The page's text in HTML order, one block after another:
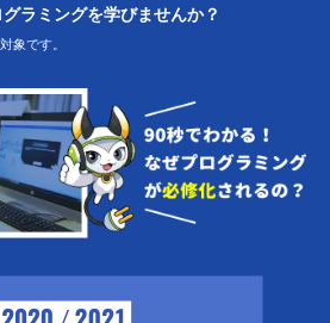
ラミングを学びませんか？
象です。